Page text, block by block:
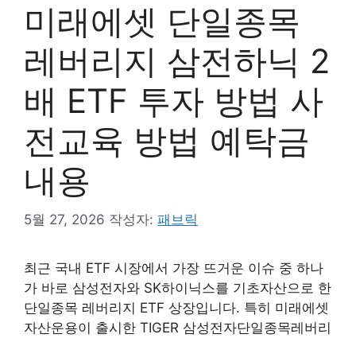
미래에셋 단일종목
레버리지 삼전하닉 2
배 ETF 투자 방법 사
전교육 방법 예탁금
내용
5월 27, 2026 작성자: 패브릭
최근 국내 ETF 시장에서 가장 뜨거운 이슈 중 하나
가 바로 삼성전자와 SK하이닉스를 기초자산으로 한
단일종목 레버리지 ETF 상장입니다. 특히 미래에셋
자산운용이 출시한 TIGER 삼성전자단일종목레버리